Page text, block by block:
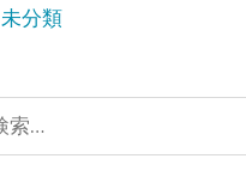
未分類